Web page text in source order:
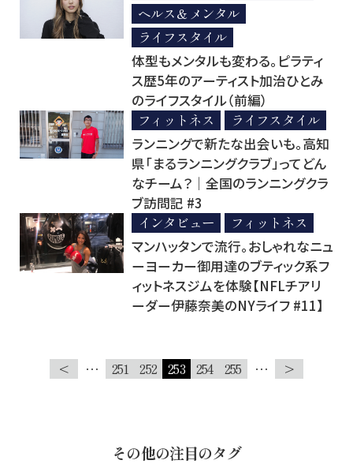
ヘルス＆メンタル
ライフスタイル
体型もメンタルも変わる。ピラティ
ス歴5年のアーティスト加治ひとみ
のライフスタイル（前編）
フィットネス
ライフスタイル
ランニングで新たな出会いも。高知
県「まるランニングクラブ」ってどん
なチーム？│全国のランニングクラ
ブ訪問記 #3
インタビュー
フィットネス
マンハッタンで流行。おしゃれなニュ
ーヨーカー御用達のブティック系フ
ィットネスジムを体験【NFLチアリ
ーダー伊藤奈美のNYライフ #11】
< … 251 252 253 254 255 … >
その他の注目のタグ